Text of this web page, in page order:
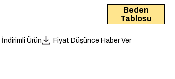
Beden
Tablosu
İndirimli Ürün
Fiyat Düşünce Haber Ver